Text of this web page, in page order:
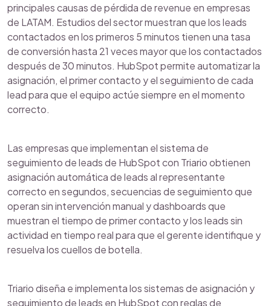
principales causas de pérdida de revenue en empresas
de LATAM. Estudios del sector muestran que los leads
contactados en los primeros 5 minutos tienen una tasa
de conversión hasta 21 veces mayor que los contactados
después de 30 minutos. HubSpot permite automatizar la
asignación, el primer contacto y el seguimiento de cada
lead para que el equipo actúe siempre en el momento
correcto.
Las empresas que implementan el sistema de
seguimiento de leads de HubSpot con Triario obtienen
asignación automática de leads al representante
correcto en segundos, secuencias de seguimiento que
operan sin intervención manual y dashboards que
muestran el tiempo de primer contacto y los leads sin
actividad en tiempo real para que el gerente identifique y
resuelva los cuellos de botella.
Triario diseña e implementa los sistemas de asignación y
seguimiento de leads en HubSpot con reglas de